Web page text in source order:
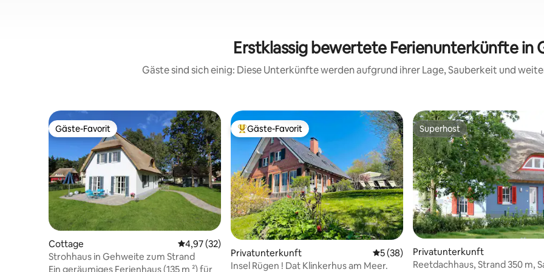
Erstklassig bewertete Ferienunterkünfte in
Gäste sind sich einig: Diese Unterkünfte werden aufgrund ihrer Lage, Sauberkeit und
Gäste-Favorit
Gäste-Favorit
Cottage Durchschnittliche Bewertung: 4,97 von 5, 32 Bewertungen
4,97 (32)
Strohhaus in Gehweite zum Strand
Ein geräumiges Ferienhaus (135 m ²) für
Beliebter Gäste-Favorit.
Gäste-Favorit
Privatunterkunft Durchschnittliche Bewertung: 5 von 5,
5 (38)
Insel Rügen ! Dat Klinkerhus am Meer.
Superhost
Superhost
Privatunterkunft
Reetdachhaus, Strand 350 m,